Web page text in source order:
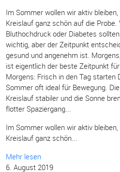
Im Sommer wollen wir aktiv
Kreislauf ganz schön auf die
Bluthochdruck oder Diabetes
wichtig, aber der Zeitpunkt
gesund und angenehm ist.
ist eigentlich der beste Zeitpunkt
Morgens: Frisch in den Tag starten
Sommer oft ideal für Bewegung.
Kreislauf stabiler und die Sonne
flotter Spaziergang...
Im Sommer wollen wir aktiv
Kreislauf ganz schön...
Mehr lesen
6. August 2019